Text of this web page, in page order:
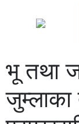
भू तथा
जुम्लाका